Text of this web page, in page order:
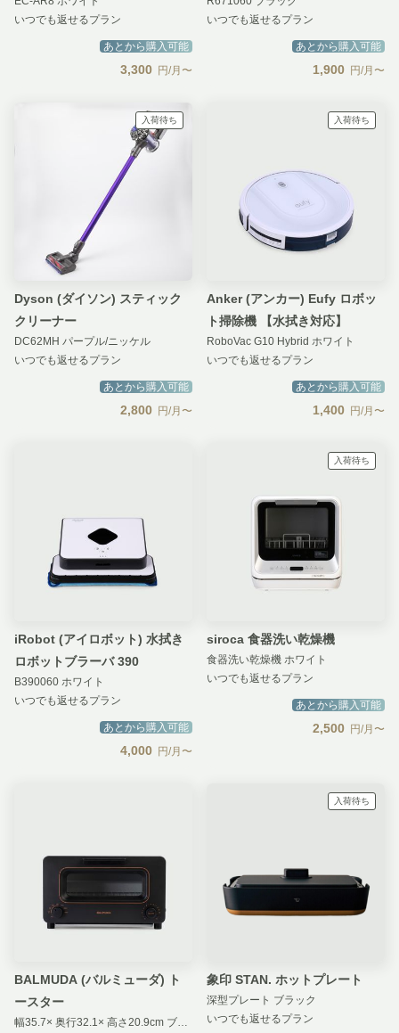
いつでも返せるプラン
あとから購入可能
3,300 円/月〜
いつでも返せるプラン
あとから購入可能
1,900 円/月〜
入荷待ち
Dyson (ダイソン) スティック
クリーナー
DC62MH パープル/ニッケル
いつでも返せるプラン
あとから購入可能
2,800 円/月〜
入荷待ち
Anker (アンカー) Eufy ロボッ
ト掃除機 【水拭き対応】
RoboVac G10 Hybrid ホワイト
いつでも返せるプラン
あとから購入可能
1,400 円/月〜
iRobot (アイロボット) 水拭き
ロボットブラーバ 390
B390060 ホワイト
いつでも返せるプラン
あとから購入可能
4,000 円/月〜
入荷待ち
siroca 食器洗い乾燥機
食器洗い乾燥機 ホワイト
いつでも返せるプラン
あとから購入可能
2,500 円/月〜
BALMUDA (バルミューダ) ト
ースター
入荷待ち
象印 STAN. ホットプレート
深型プレート ブラック
いつでも返せるプラン